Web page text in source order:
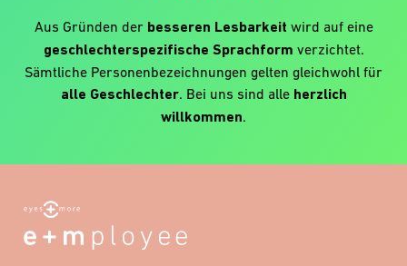
Aus Gründen der besseren Lesbarkeit wird auf eine
geschlechterspezifische Sprachform verzichtet.
Sämtliche Personenbezeichnungen gelten gleichwohl für
alle Geschlechter. Bei uns sind alle herzlich
willkommen.